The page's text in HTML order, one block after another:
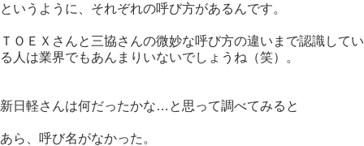
というように、それぞれの呼び方があるんです。
ＴＯＥＸさんと三協さんの微妙な呼び方の違いまで認識してい
る人は業界でもあんまりいないでしょうね（笑）。
新日軽さんは何だったかな…と思って調べてみると
あら、呼び名がなかった。